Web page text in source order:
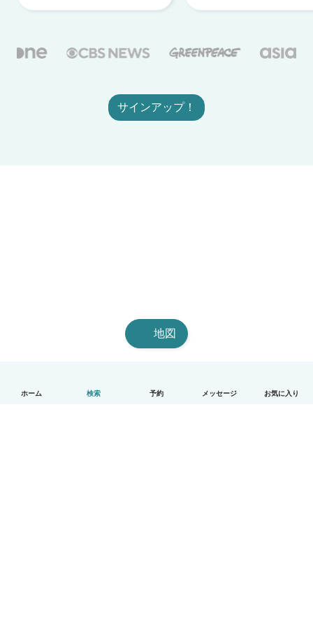
ホーム 検索 予約 メッセージ お気に入り
サインアップ！
地図